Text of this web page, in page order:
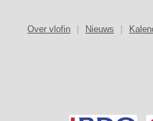
Over vlofin Nieuws